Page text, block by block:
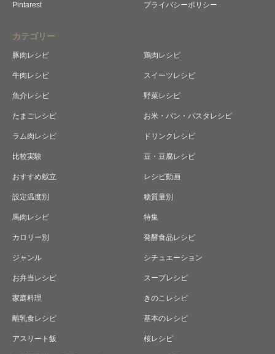
Pintarest プライバシーポリシー
カテゴリー
豚肉レシピ 鶏肉レシピ
牛肉レシピ スイーツレシピ
魚介レシピ 野菜レシピ
たまごレシピ お米・パン・パスタレシピ
ラム肉レシピ ドリンクレシピ
比較実験 豆・豆腐レシピ
おすすめ献立 レシピ動画
設定温度別 糖質量別
馬肉レシピ 特集
カロリー別 発酵食品レシピ
ジャンル シチュエーション
お弁当レシピ スープレシピ
家庭料理 きのこレシピ
離乳食レシピ 基本のレシピ
アスリート飯 桜レシピ